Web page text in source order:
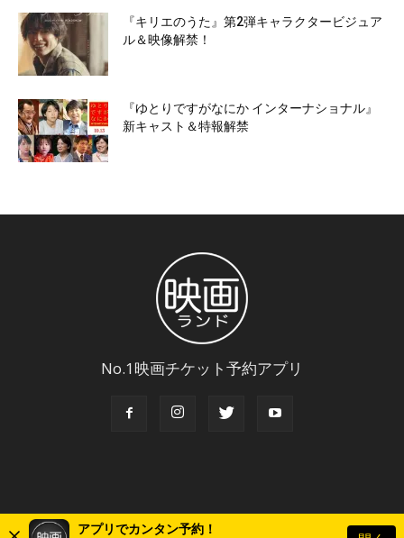
アプリでカンタン予約！
『キリエのうた』第2弾キャラクタービジュア
ル＆映像解禁！
『ゆとりですがなにか インターナショナル』
新キャスト＆特報解禁
No.1映画チケット予約アプリ